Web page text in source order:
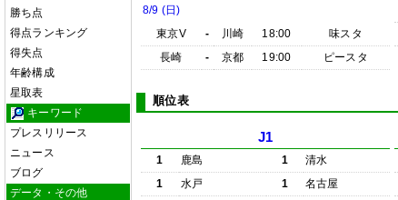
勝ち点
得点ランキング
得失点
年齢構成
星取表
キーワード
プレスリリース
ニュース
ブログ
データ・その他
8/9 (日)
東京V
- 川崎 18:00
味スタ
長崎
- 京都 19:00 ピースタ
順位表
J1
1 鹿島 1
清水
1
水戸 1
名古屋